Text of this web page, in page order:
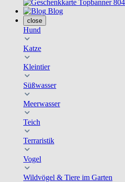
Blog
close
Hund
Katze
Kleintier
Süßwasser
Meerwasser
Teich
Terraristik
Vogel
Wildvögel & Tiere im Garten